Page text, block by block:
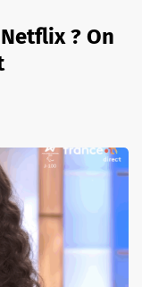
? On